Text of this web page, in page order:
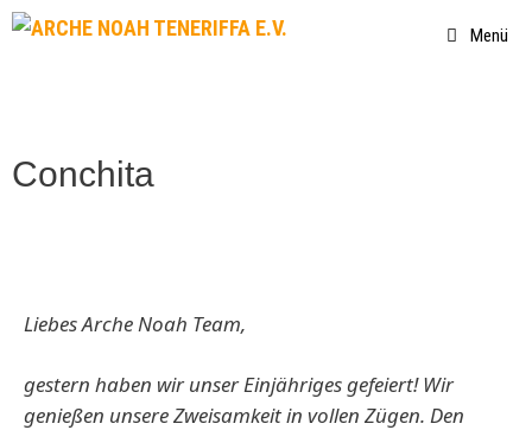
Menü
Conchita
Liebes Arche Noah Team,
gestern haben wir unser Einjähriges gefeiert! Wir
genießen unsere Zweisamkeit in vollen Zügen. Den